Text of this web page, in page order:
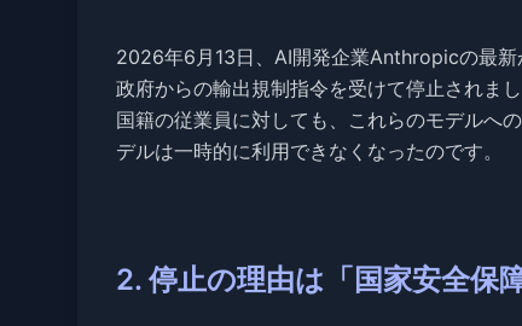
2026年6月13日、AI開発企業Anthropicの最
政府からの輸出規制指令を受けて停止されま
国籍の従業員に対しても、これらのモデルへ
デルは一時的に利用できなくなったのです。
2. 停止の理由は「国家安全保